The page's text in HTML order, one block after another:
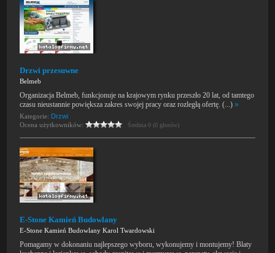
Drzwi przesuwne
Belmeb
Organizacja Belmeb, funkcjonuje na krajowym rynku przeszło 20 lat, od tamtego
czasu nieustannie powiększa zakres swojej pracy oraz rozległą ofertę. (...)»
Kategorie: Drzwi
Ocena użytkowników:
Średnia 0 (0 głosów)
E-Stone Kamień Budowlany
E-Stone Kamień Budowlany Karol Twardowski
Pomagamy w dokonaniu najlepszego wyboru, wykonujemy i montujemy! Blaty